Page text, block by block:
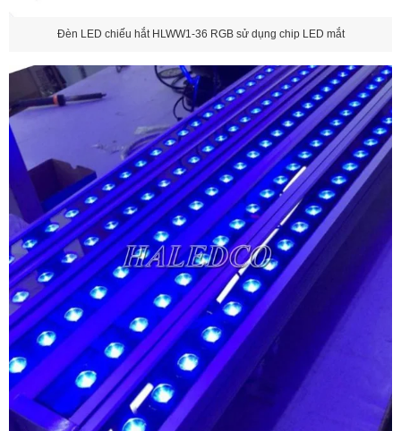
Đèn LED chiếu hắt HLWW1-36 RGB sử dụng chip LED mắt